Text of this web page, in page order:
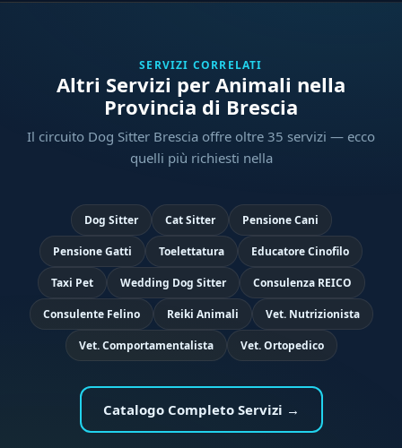
SERVIZI CORRELATI
Altri Servizi per Animali nella
Provincia di Brescia
Il circuito Dog Sitter Brescia offre oltre 35 servizi — ecco
quelli più richiesti nella
Dog Sitter Cat Sitter Pensione Cani
Pensione Gatti Toelettatura Educatore Cinofilo
Taxi Pet Wedding Dog Sitter Consulenza REICO
Consulente Felino Reiki Animali Vet. Nutrizionista
Vet. Comportamentalista Vet. Ortopedico
Catalogo Completo Servizi →